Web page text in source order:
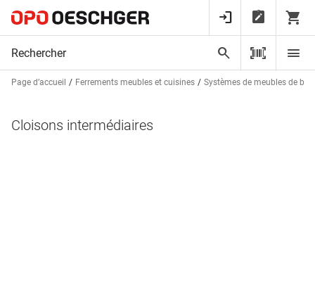
Page d’accueil Ferrements meubles et cuisines Systèmes de meubles de
Cloisons intermédiaires